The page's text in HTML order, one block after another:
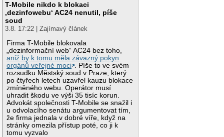
T-Mobile nikdo k blokaci
‚dezinfowebu‘ AC24 nenutil, píše
soud
3.8. 17:22 | Zajímavý článek
Firma T-Mobile blokovala
„dezinformační web“ AC24 bez toho,
aniž by k tomu měla závazný pokyn
orgánů veřejné moci
. Píše to ve svém
rozsudku Městský soud v Praze, který
po čtyřech letech uzavřel kauzu blokace
zmíněného webu. Operátor musí
uhradit škodu ve výši 35 tisíc korun.
Advokát společnosti T-Mobile se snažil i
u odvolacího senátu argumentovat tím,
že firma jednala v dobré víře, když na
stránky omezila přístup poté, co ji k
tomu vyzvalo